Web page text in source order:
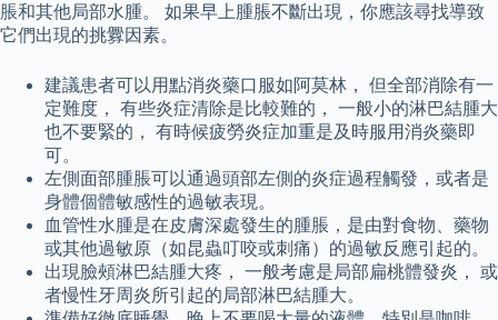
脹和其他局部水腫。 如果早上腫脹不斷出現，你應該尋找導致
它們出現的挑釁因素。
建議患者可以用點消炎藥口服如阿莫林， 但全部消除有一
定難度， 有些炎症清除是比較難的， 一般小的淋巴結腫大
也不要緊的， 有時候疲勞炎症加重是及時服用消炎藥即
可。
左側面部腫脹可以通過頭部左側的炎症過程觸發，或者是
身體個體敏感性的過敏表現。
血管性水腫是在皮膚深處發生的腫脹，是由對食物、藥物
或其他過敏原（如昆蟲叮咬或刺痛）的過敏反應引起的。
出現臉頰淋巴結腫大疼， 一般考慮是局部扁桃體發炎， 或
者慢性牙周炎所引起的局部淋巴結腫大。